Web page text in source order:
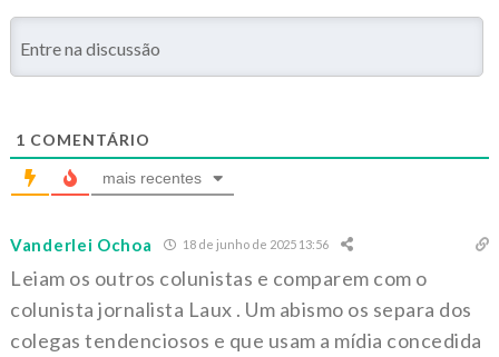
1 COMENTÁRIO
mais recentes
Vanderlei Ochoa 18 de junho de 2025 13:56
Leiam os outros colunistas e comparem com o
colunista jornalista Laux . Um abismo os separa dos
colegas tendenciosos e que usam a mídia concedida